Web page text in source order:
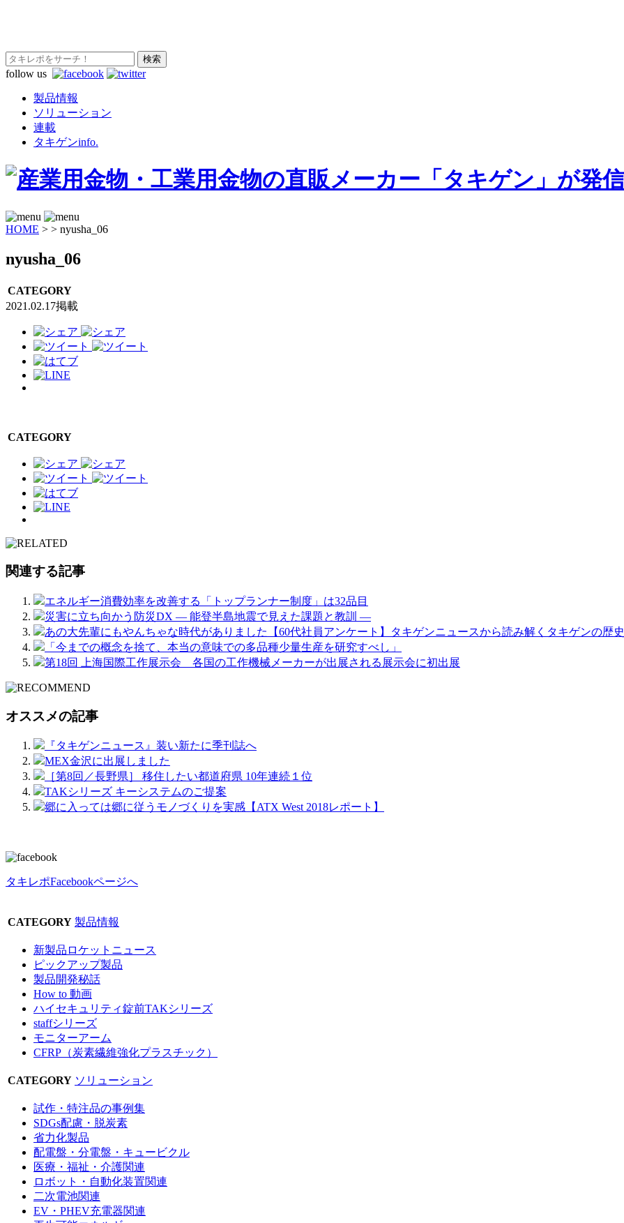
follow us
製品情報
ソリューション
連載
タキゲンinfo.
HOME > > nyusha_06
nyusha_06
CATEGORY
2021.02.17掲載
CATEGORY
関連する記事
エネルギー消費効率を改善する「トップランナー制度」は32品目
災害に立ち向かう防災DX ― 能登半島地震で見えた課題と教訓 ―
あの大先輩にもやんちゃな時代がありました【60代社員アンケート】タキゲンニュースから読み解くタキゲンの歴史
「今までの概念を捨て、本当の意味での多品種少量生産を研究すべし」
第18回 上海国際工作展示会 各国の工作機械メーカーが出展される展示会に初出展
オススメの記事
『タキゲンニュース』装い新たに季刊誌へ
MEX金沢に出展しました
［第8回／長野県］ 移住したい都道府県 10年連続１位
TAKシリーズ キーシステムのご提案
郷に入っては郷に従うモノづくりを実感【ATX West 2018レポート】
タキレポFacebookページへ
CATEGORY 製品情報
新製品ロケットニュース
ピックアップ製品
製品開発秘話
How to 動画
ハイセキュリティ錠前TAKシリーズ
staffシリーズ
モニターアーム
CFRP（炭素繊維強化プラスチック）
CATEGORY ソリューション
試作・特注品の事例集
SDGs配慮・脱炭素
省力化製品
配電盤・分電盤・キュービクル
医療・福祉・介護関連
ロボット・自動化装置関連
二次電池関連
EV・PHEV充電器関連